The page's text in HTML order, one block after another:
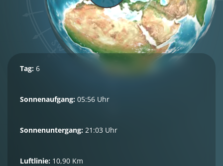
Tag: 6
Sonnenaufgang: 05:56 Uhr
Sonnenuntergang: 21:03 Uhr
Luftlinie: 10,90 Km